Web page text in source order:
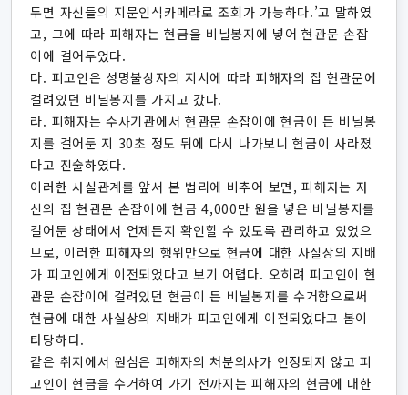
두면 자신들의 지문인식카메라로 조회가 가능하다.’고 말하였
고, 그에 따라 피해자는 현금을 비닐봉지에 넣어 현관문 손잡
이에 걸어두었다.
다. 피고인은 성명불상자의 지시에 따라 피해자의 집 현관문에
걸려있던 비닐봉지를 가지고 갔다.
라. 피해자는 수사기관에서 현관문 손잡이에 현금이 든 비닐봉
지를 걸어둔 지 30초 정도 뒤에 다시 나가보니 현금이 사라졌
다고 진술하였다.
이러한 사실관계를 앞서 본 법리에 비추어 보면, 피해자는 자
신의 집 현관문 손잡이에 현금 4,000만 원을 넣은 비닐봉지를
걸어둔 상태에서 언제든지 확인할 수 있도록 관리하고 있었으
므로, 이러한 피해자의 행위만으로 현금에 대한 사실상의 지배
가 피고인에게 이전되었다고 보기 어렵다. 오히려 피고인이 현
관문 손잡이에 걸려있던 현금이 든 비닐봉지를 수거함으로써
현금에 대한 사실상의 지배가 피고인에게 이전되었다고 봄이
타당하다.
같은 취지에서 원심은 피해자의 처분의사가 인정되지 않고 피
고인이 현금을 수거하여 가기 전까지는 피해자의 현금에 대한